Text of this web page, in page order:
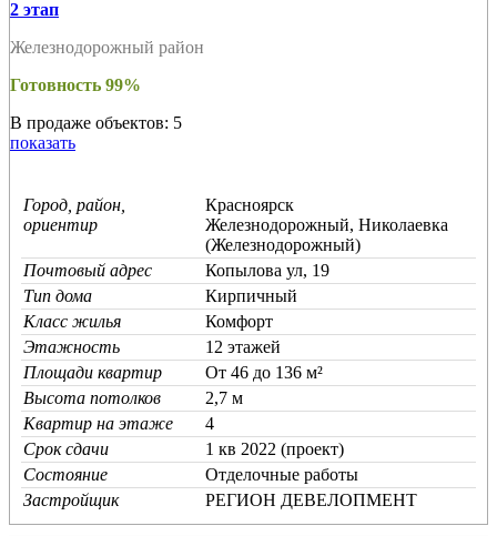
2 этап
Железнодорожный район
Готовность 99%
В продаже объектов: 5
показать
Город, район,
ориентир
Красноярск
Железнодорожный, Николаевка
(Железнодорожный)
Почтовый адрес
Копылова ул, 19
Тип дома
Кирпичный
Класс жилья
Комфорт
Этажность
12 этажей
Площади квартир
От 46 до 136 м²
Высота потолков
2,7 м
Квартир на этаже
4
Срок сдачи
1 кв 2022 (проект)
Состояние
Отделочные работы
Застройщик
РЕГИОН ДЕВЕЛОПМЕНТ